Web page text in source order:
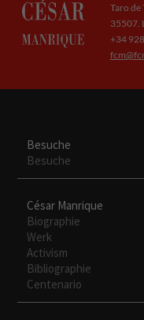
Taro de
35507.
+34
Besuche
Besuche
César Manrique
Biographie
Werk
Activism
Bibliographie
Centenario